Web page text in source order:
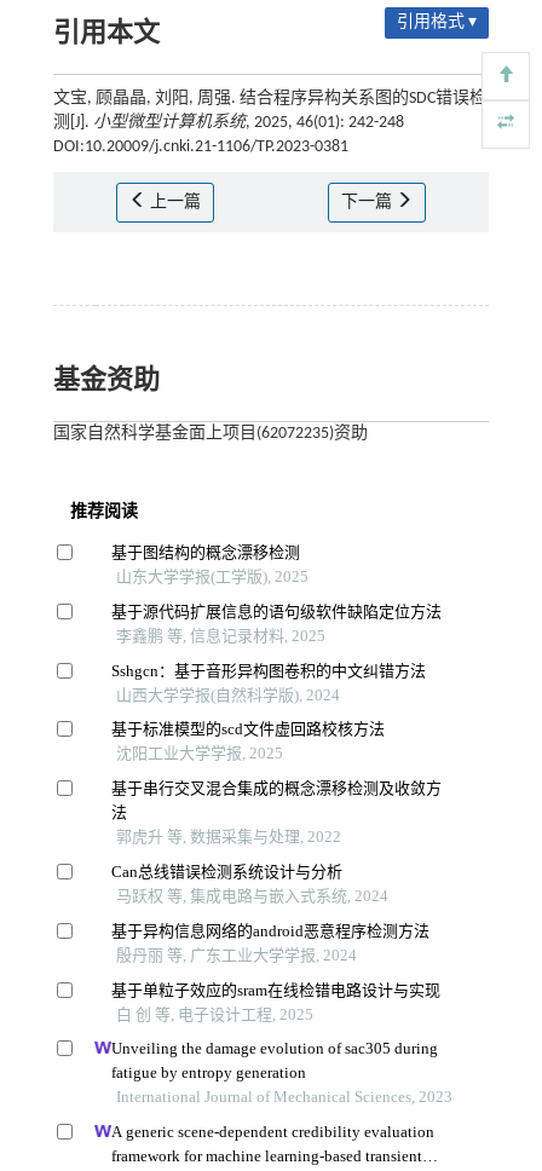
引用本文 引用格式 ▾
文宝, 顾晶晶, 刘阳, 周强. 结合程序异构关系图的SDC错误检
测[J]. 小型微型计算机系统, 2025, 46(01): 242-248
DOI:10.20009/j.cnki.21-1106/TP.2023-0381
上一篇 下一篇
基金资助
国家自然科学基金面上项目(62072235)资助